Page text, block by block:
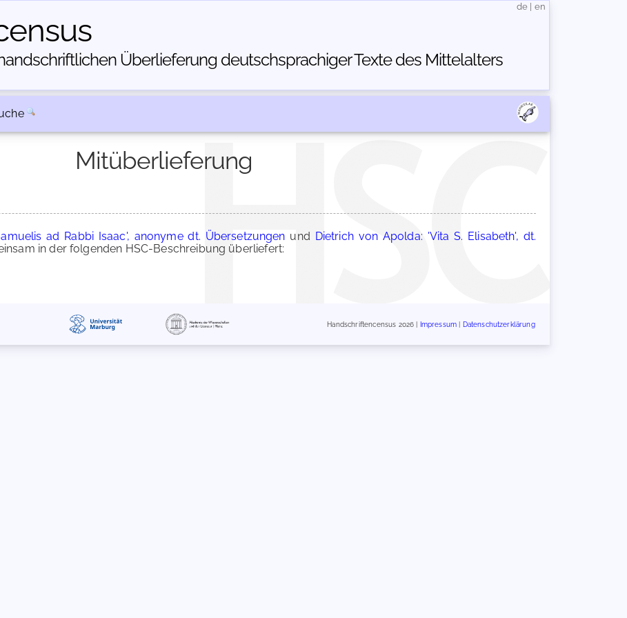
Über­lieferung deutschsprachiger Texte des Mittelalters
de en
Mitüberlieferung
ad Rabbi Isaac', anonyme dt. Übersetzungen und Dietrich von Apolda: 'Vita S. Elisabeth', dt.
in der folgenden HSC-Beschreibung überliefert:
Handschriftencensus 2026 | Impressum Datenschutzerklärung